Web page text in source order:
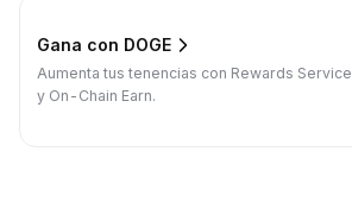
Gana con DOGE
Aumenta tus tenencias con Rewards Service
y On-Chain Earn.